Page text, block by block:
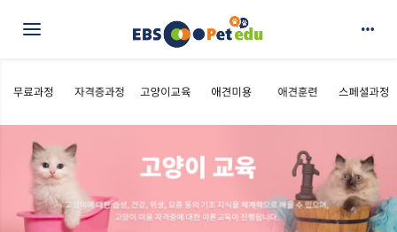
Toggle navigation